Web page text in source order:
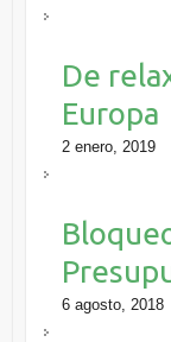
De
Europa
2 enero, 2019
6 agosto, 2018